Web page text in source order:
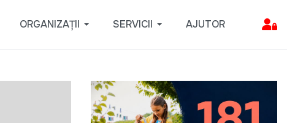
ORGANIZAȚII SERVICII AJUTOR